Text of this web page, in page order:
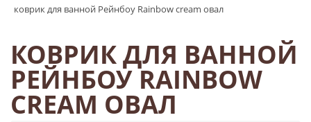
коврик для ванной Рейнбоу Rainbow cream овал
КОВРИК ДЛЯ ВАННОЙ
РЕЙНБОУ RAINBOW
CREAM ОВАЛ